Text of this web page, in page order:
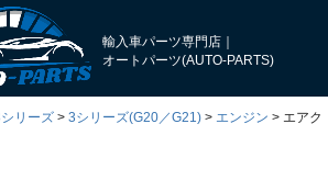
輸入車パーツ専門店｜
オートパーツ(AUTO-PARTS)
リーズ 3シリーズ(G20／G21) エンジン
エアク